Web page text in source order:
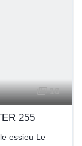
16
255
essieu Le